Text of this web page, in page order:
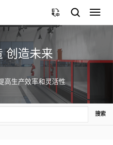
切
换
创造未来
高生产效率和灵活性
搜索